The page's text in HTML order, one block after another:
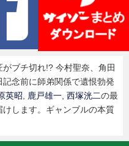
ブチ切れ!? 今村聖奈、角田
念前に師弟関係で遺恨勃発
英昭 鹿戸雄一 西塚洸二の最
します。ギャンブルの本質